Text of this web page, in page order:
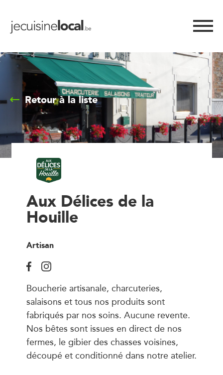
Retour à la liste
Aux Délices de la
Houille
Artisan
Boucherie artisanale, charcuteries,
salaisons et tous nos produits sont
fabriqués par nos soins. Aucune revente.
Nos bêtes sont issues en direct de nos
fermes, le gibier des chasses voisines,
découpé et conditionné dans notre atelier.